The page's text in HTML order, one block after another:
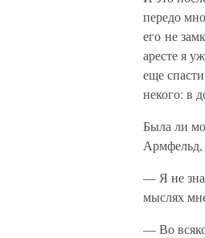
передо
его не
аресте я
еще
некого: в
Была ли
Армфельд,
— Я не
мыслях
— Во